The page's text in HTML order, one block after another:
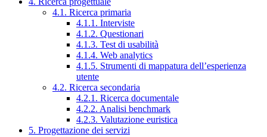
4.1. Ricerca primaria
4.1.1. Interviste
4.1.2. Questionari
4.1.3. Test di usabilità
4.1.4. Web analytics
4.1.5. Strumenti di mappatura dell’esperienza
utente
4.2. Ricerca secondaria
4.2.1. Ricerca documentale
4.2.2. Analisi benchmark
4.2.3. Valutazione euristica
5. Progettazione dei servizi